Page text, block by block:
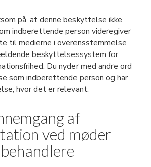
på, at denne beskyttelse ikke
indberettende person videregiver
til medierne i overensstemmelse
beskyttelsessystem for
Du nyder med andre ord
som indberettende person og har
hvor det er relevant.
af
ved møder